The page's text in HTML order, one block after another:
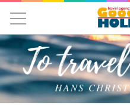
УЧЕНИЧЕСКИ ЕКСКУРЗИИ
ЕКСКУРЗИИ
ПОЧИВКИ